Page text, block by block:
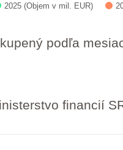
2025 (Objem v mil. EUR)
podľa
financií